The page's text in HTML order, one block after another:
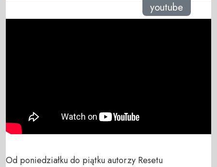
youtube
Od poniedziałku do piątku autorzy Resetu